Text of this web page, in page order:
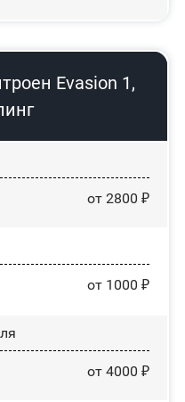
Evasion 1,
от 2800 ₽
от 1000 ₽
от 4000 ₽